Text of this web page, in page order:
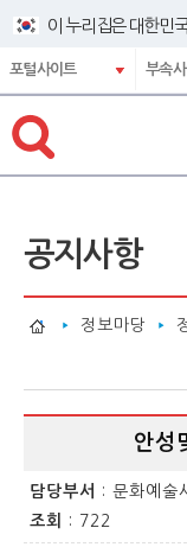
바로넘어가기 메뉴
이 누리집은 대한민
포털사이트 부속
공지사항
정보마당
사
항
게
안성
담당부서 : 문화예술
조회
: 722